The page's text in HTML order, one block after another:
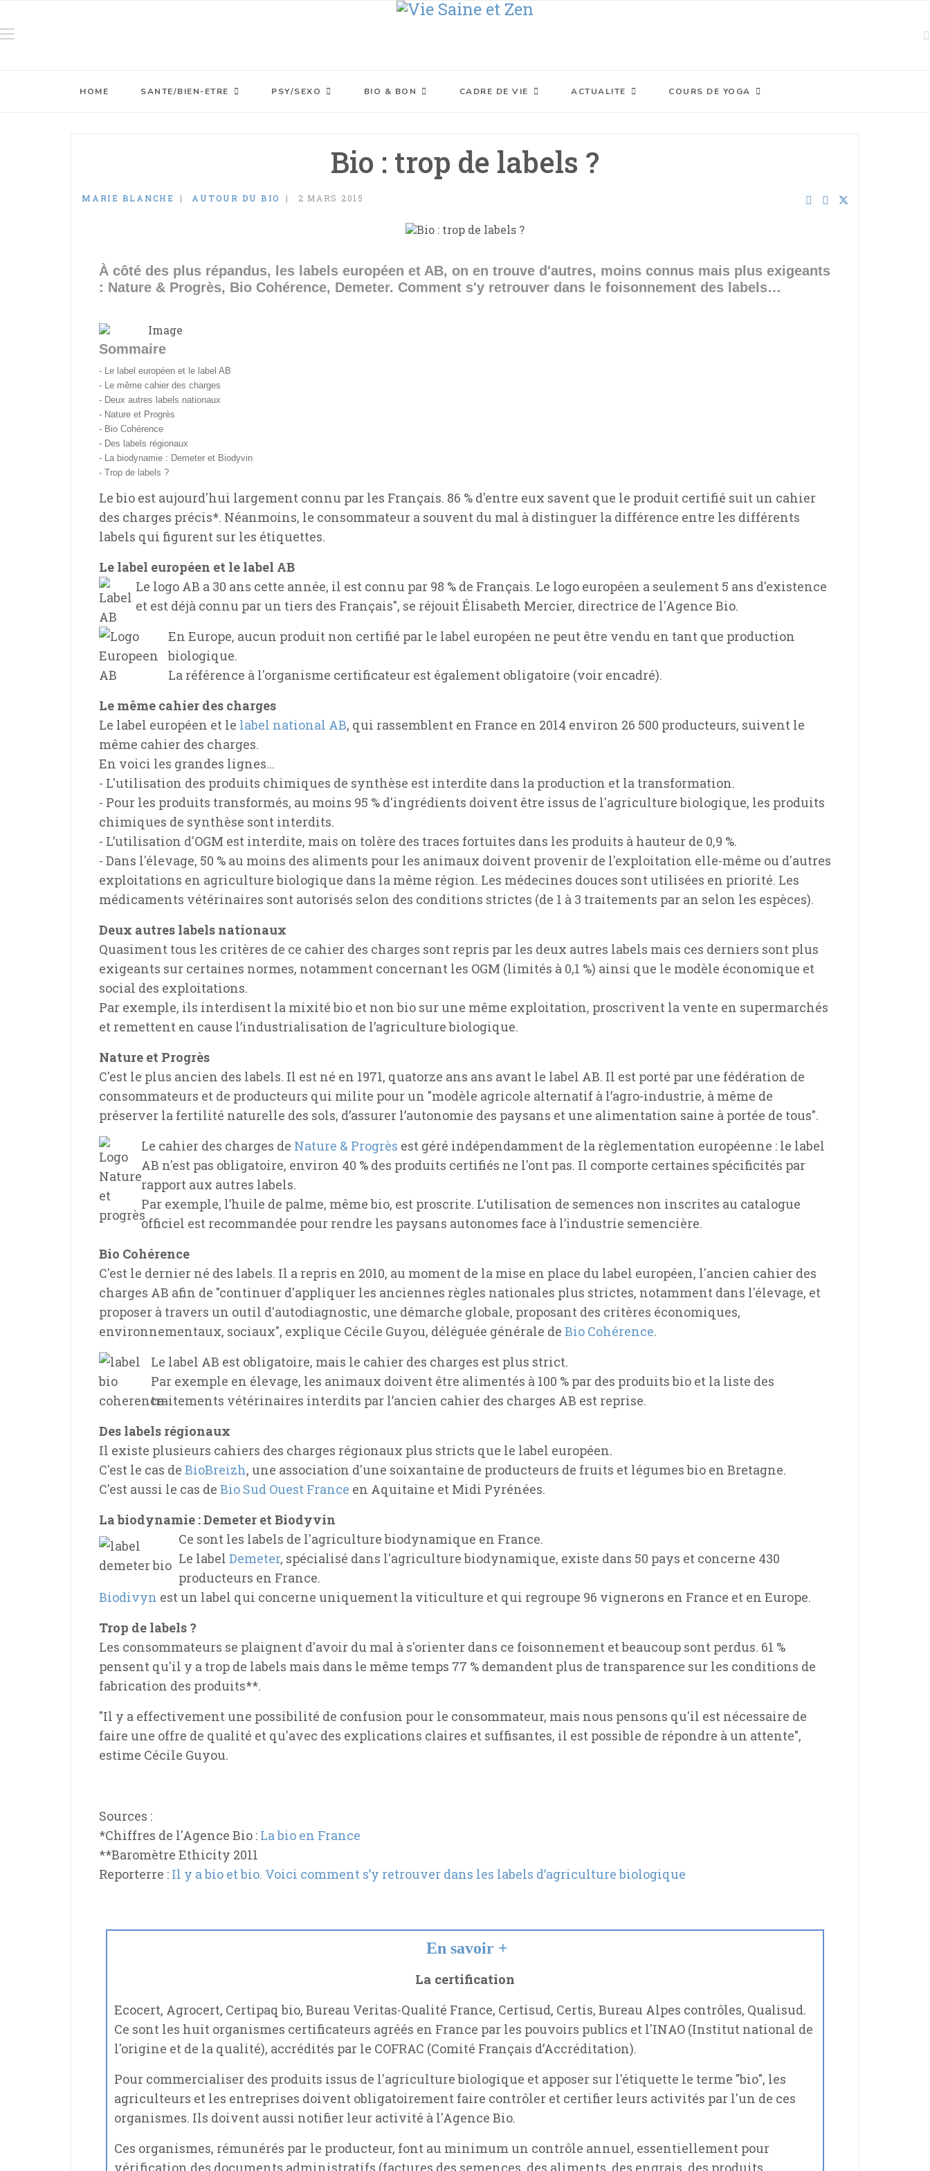
HOME SANTE/BIEN-ETRE PSY/SEXO BIO & BON CADRE DE VIE ACTUALITE COURS DE YOGA
Bio : trop de labels ?
MARIE BLANCHE AUTOUR DU BIO 2 MARS 2015
À côté des plus répandus, les labels européen et AB, on en trouve d'autres, moins connus mais plus exigeants
: Nature & Progrès, Bio Cohérence, Demeter. Comment s'y retrouver dans le foisonnement des labels…
Sommaire
- Le label européen et le label AB
- Le même cahier des charges
- Deux autres labels nationaux
- Nature et Progrès
- Bio Cohérence
- Des labels régionaux
- La biodynamie : Demeter et Biodyvin
- Trop de labels ?
Le bio est aujourd'hui largement connu par les Français. 86 % d'entre eux savent que le produit certifié suit un cahier
des charges précis*. Néanmoins, le consommateur a souvent du mal à distinguer la différence entre les différents
labels qui figurent sur les étiquettes.
Le label européen et le label AB
Le logo AB a 30 ans cette année, il est connu par 98 % de Français. Le logo européen a seulement 5 ans d'existence
et est déjà connu par un tiers des Français", se réjouit Élisabeth Mercier, directrice de l'Agence Bio.
En Europe, aucun produit non certifié par le label européen ne peut être vendu en tant que production
biologique.
La référence à l'organisme certificateur est également obligatoire (voir encadré).
Le même cahier des charges
Le label européen et le label national AB, qui rassemblent en France en 2014 environ 26 500 producteurs, suivent le
même cahier des charges.
En voici les grandes lignes...
- L'utilisation des produits chimiques de synthèse est interdite dans la production et la transformation.
- Pour les produits transformés, au moins 95 % d'ingrédients doivent être issus de l'agriculture biologique, les produits
chimiques de synthèse sont interdits.
- L’utilisation d'OGM est interdite, mais on tolère des traces fortuites dans les produits à hauteur de 0,9 %.
- Dans l'élevage, 50 % au moins des aliments pour les animaux doivent provenir de l'exploitation elle-même ou d'autres
exploitations en agriculture biologique dans la même région. Les médecines douces sont utilisées en priorité. Les
médicaments vétérinaires sont autorisés selon des conditions strictes (de 1 à 3 traitements par an selon les espèces).
Deux autres labels nationaux
Quasiment tous les critères de ce cahier des charges sont repris par les deux autres labels mais ces derniers sont plus
exigeants sur certaines normes, notamment concernant les OGM (limités à 0,1 %) ainsi que le modèle économique et
social des exploitations.
Par exemple, ils interdisent la mixité bio et non bio sur une même exploitation, proscrivent la vente en supermarchés
et remettent en cause l’industrialisation de l’agriculture biologique.
Nature et Progrès
C'est le plus ancien des labels. Il est né en 1971, quatorze ans ans avant le label AB. Il est porté par une fédération de
consommateurs et de producteurs qui milite pour un "modèle agricole alternatif à l’agro-industrie, à même de
préserver la fertilité naturelle des sols, d’assurer l’autonomie des paysans et une alimentation saine à portée de tous".
Le cahier des charges de Nature & Progrès est géré indépendamment de la règlementation européenne : le label
AB n'est pas obligatoire, environ 40 % des produits certifiés ne l'ont pas. Il comporte certaines spécificités par
rapport aux autres labels.
Par exemple, l’huile de palme, même bio, est proscrite. L’utilisation de semences non inscrites au catalogue
officiel est recommandée pour rendre les paysans autonomes face à l’industrie semencière.
Bio Cohérence
C'est le dernier né des labels. Il a repris en 2010, au moment de la mise en place du label européen, l'ancien cahier des
charges AB afin de "continuer d'appliquer les anciennes règles nationales plus strictes, notamment dans l'élevage, et
proposer à travers un outil d'autodiagnostic, une démarche globale, proposant des critères économiques,
environnementaux, sociaux", explique Cécile Guyou, déléguée générale de Bio Cohérence.
Le label AB est obligatoire, mais le cahier des charges est plus strict.
Par exemple en élevage, les animaux doivent être alimentés à 100 % par des produits bio et la liste des
traitements vétérinaires interdits par l’ancien cahier des charges AB est reprise.
Des labels régionaux
Il existe plusieurs cahiers des charges régionaux plus stricts que le label européen.
C'est le cas de BioBreizh, une association d'une soixantaine de producteurs de fruits et légumes bio en Bretagne.
C'est aussi le cas de Bio Sud Ouest France en Aquitaine et Midi Pyrénées.
La biodynamie : Demeter et Biodyvin
Ce sont les labels de l'agriculture biodynamique en France.
Le label Demeter, spécialisé dans l'agriculture biodynamique, existe dans 50 pays et concerne 430
producteurs en France.
Biodivyn est un label qui concerne uniquement la viticulture et qui regroupe 96 vignerons en France et en Europe.
Trop de labels ?
Les consommateurs se plaignent d'avoir du mal à s'orienter dans ce foisonnement et beaucoup sont perdus. 61 %
pensent qu'il y a trop de labels mais dans le même temps 77 % demandent plus de transparence sur les conditions de
fabrication des produits**.
"Il y a effectivement une possibilité de confusion pour le consommateur, mais nous pensons qu'il est nécessaire de
faire une offre de qualité et qu'avec des explications claires et suffisantes, il est possible de répondre à un attente",
estime Cécile Guyou.
Sources :
*Chiffres de l'Agence Bio : La bio en France
**Baromètre Ethicity 2011
Reporterre : Il y a bio et bio. Voici comment s’y retrouver dans les labels d’agriculture biologique
En savoir +
La certification
Ecocert, Agrocert, Certipaq bio, Bureau Veritas-Qualité France, Certisud, Certis, Bureau Alpes contrôles, Qualisud.
Ce sont les huit organismes certificateurs agréés en France par les pouvoirs publics et l'INAO (Institut national de
l'origine et de la qualité), accrédités par le COFRAC (Comité Français d’Accréditation).
Pour commercialiser des produits issus de l'agriculture biologique et apposer sur l'étiquette le terme "bio", les
agriculteurs et les entreprises doivent obligatoirement faire contrôler et certifier leurs activités par l'un de ces
organismes. Ils doivent aussi notifier leur activité à l'Agence Bio.
Ces organismes, rémunérés par le producteur, font au minimum un contrôle annuel, essentiellement pour
vérification des documents administratifs (factures des semences, des aliments, des engrais, des produits